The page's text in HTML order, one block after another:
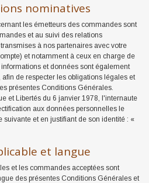
nominatives
les émetteurs des commandes sont
et au suivi des relations
à nos partenaires avec votre
et notamment à ceux en charge de
et données sont également
de respecter les obligations légales et
présentes Conditions Générales.
et Libertés du 6 janvier 1978, l'internaute
aux données personnelles le
suivante et en justifiant de son identité : «
et langue
et les commandes acceptées sont
des présentes Conditions Générales et